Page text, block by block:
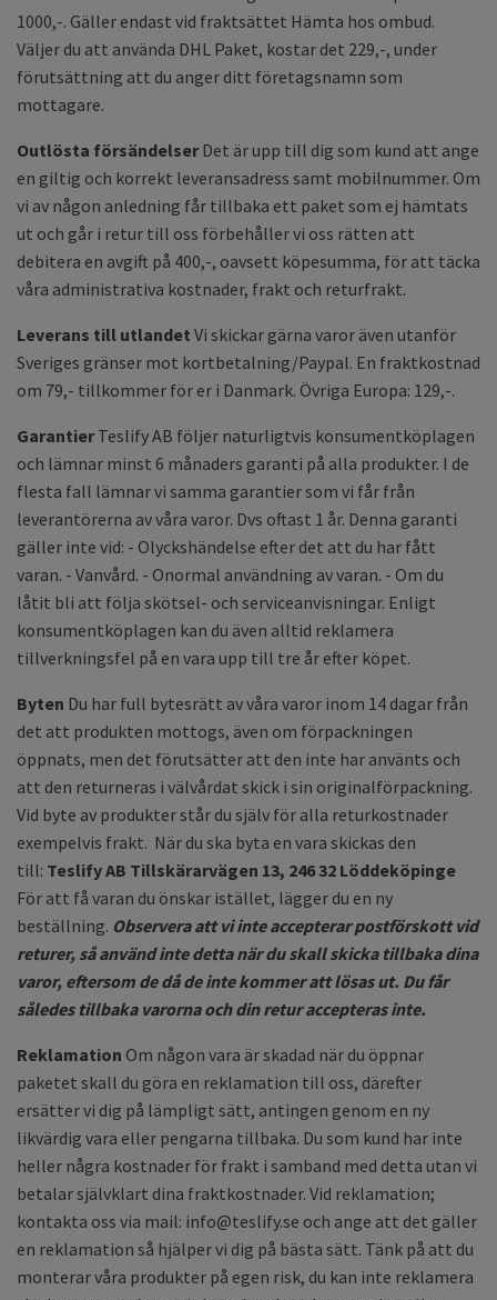
1000,-. Gäller endast vid fraktsättet Hämta hos ombud.
Väljer du att använda DHL Paket, kostar det 229,-, under
förutsättning att du anger ditt företagsnamn som
mottagare.
Outlösta försändelser Det är upp till dig som kund att ange
en giltig och korrekt leveransadress samt mobilnummer. Om
vi av någon anledning får tillbaka ett paket som ej hämtats
ut och går i retur till oss förbehåller vi oss rätten att
debitera en avgift på 400,-, oavsett köpesumma, för att täcka
våra administrativa kostnader, frakt och returfrakt.
Leverans till utlandet Vi skickar gärna varor även utanför
Sveriges gränser mot kortbetalning/Paypal. En fraktkostnad
om 79,- tillkommer för er i Danmark. Övriga Europa: 129,-.
GarantierTeslify AB följer naturligtvis konsumentköplagen
och lämnar minst 6 månaders garanti på alla produkter. I de
flesta fall lämnar vi samma garantier som vi får från
leverantörerna av våra varor. Dvs oftast 1 år. Denna garanti
gäller inte vid: - Olyckshändelse efter det att du har fått
varan. - Vanvård. - Onormal användning av varan. - Om du
låtit bli att följa skötsel- och serviceanvisningar. Enligt
konsumentköplagen kan du även alltid reklamera
tillverkningsfel på en vara upp till tre år efter köpet.
Byten Du har full bytesrätt av våra varor inom 14 dagar från
det att produkten mottogs, även om förpackningen
öppnats, men det förutsätter att den inte har använts och
att den returneras i välvårdat skick i sin originalförpackning.
Vid byte av produkter står du själv för alla returkostnader
exempelvis frakt. När du ska byta en vara skickas den
till: Teslify AB Tillskärarvägen 13, 246 32 Löddeköpinge
För att få varan du önskar istället, lägger du en ny
beställning. Observera att vi inte accepterar postförskott vid
returer, så använd inte detta när du skall skicka tillbaka dina
varor, eftersom de då de inte kommer att lösas ut. Du får
således tillbaka varorna och din retur accepteras inte.
Reklamation Om någon vara är skadad när du öppnar
paketet skall du göra en reklamation till oss, därefter
ersätter vi dig på lämpligt sätt, antingen genom en ny
likvärdig vara eller pengarna tillbaka. Du som kund har inte
heller några kostnader för frakt i samband med detta utan vi
betalar självklart dina fraktkostnader. Vid reklamation;
kontakta oss via mail: info@teslify.se och ange att det gäller
en reklamation så hjälper vi dig på bästa sätt. Tänk på att du
monterar våra produkter på egen risk, du kan inte reklamera